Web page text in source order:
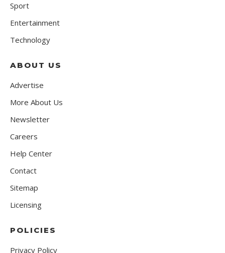
Sport
Entertainment
Technology
ABOUT US
Advertise
More About Us
Newsletter
Careers
Help Center
Contact
Sitemap
Licensing
POLICIES
Privacy Policy